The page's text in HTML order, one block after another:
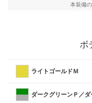
本装備
ボ
ライトゴールドＭ
ダークグリーンＰ／